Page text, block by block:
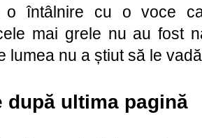
o întâlnire cu o voce
mai grele nu au fost
lumea nu a știut să le
după ultima pagină